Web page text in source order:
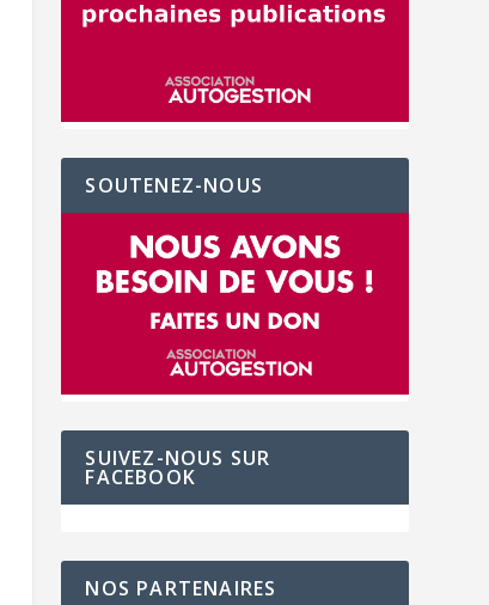
SOUTENEZ-NOUS
SUIVEZ-NOUS SUR
FACEBOOK
NOS PARTENAIRES